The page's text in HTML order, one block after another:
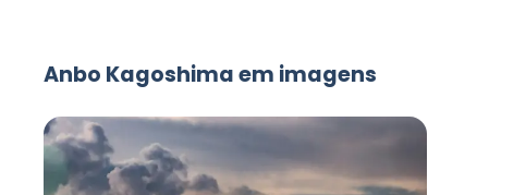
Anbo Kagoshima em imagens